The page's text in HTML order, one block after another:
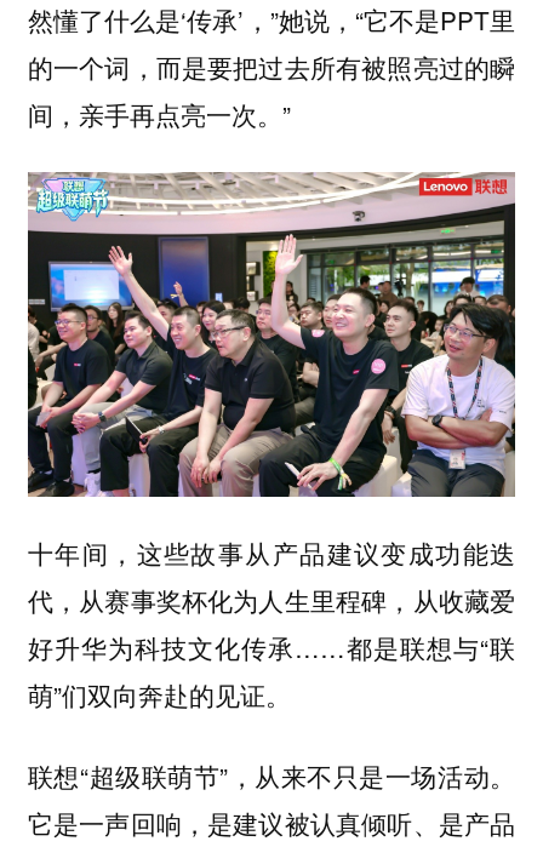
然懂了什么是‘传承’，”她说，“它不是PPT里
的一个词，而是要把过去所有被照亮过的瞬
间，亲手再点亮一次。”
十年间，这些故事从产品建议变成功能迭
代，从赛事奖杯化为人生里程碑，从收藏爱
好升华为科技文化传承……都是联想与“联
萌”们双向奔赴的见证。
联想“超级联萌节”，从来不只是一场活动。
它是一声回响，是建议被认真倾听、是产品